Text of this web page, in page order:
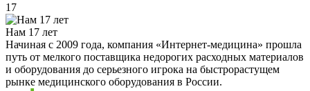
17
Нам 17 лет
Начиная с 2009 года, компания «Интернет-медицина» прошла
путь от мелкого поставщика недорогих расходных материалов
и оборудования до серьезного игрока на быстрорастущем
рынке медицинского оборудования в России.